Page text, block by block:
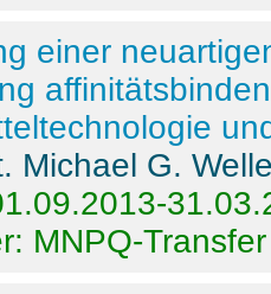
einer
Michael G.
MNPQ-Transfer